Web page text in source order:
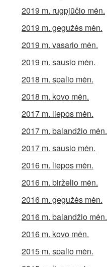
2019 m. rugpjūčio mėn.
2019 m. gegužės mėn.
2019 m. vasario mėn.
2019 m. sausio mėn.
2018 m. spalio mėn.
2018 m. kovo mėn.
2017 m. liepos mėn.
2017 m. balandžio mėn.
2017 m. sausio mėn.
2016 m. liepos mėn.
2016 m. birželio mėn.
2016 m. gegužės mėn.
2016 m. balandžio mėn.
2016 m. kovo mėn.
2015 m. spalio mėn.